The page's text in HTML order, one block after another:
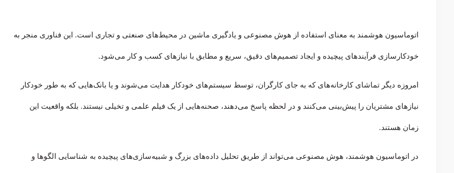
اتوماسیون هوشمند به معنای استفاده از هوش مصنوعی و یادگیری ماشین در محیط‌های صنعتی و تجاری است. این فناوری منجر به
خودکارسازی فرآیندهای پیچیده و ایجاد تصمیم‌های دقیق، سریع و مطابق با نیازهای کسب‌ و کار می‌شود.
امروزه دیگر تماشای کارخانه‌های که به جای کارگران، توسط سیستم‌های خودکار هدایت می‌شوند و یا بانک‌هایی که به طور خودکار
نیازهای مشتریان را پیش‌بینی می‌کنند و در لحظه پاسخ می‌دهند، صحنه‌هایی از یک فیلم علمی و تخیلی نیستند. بلکه واقعیت این
زمان هستند.
در اتوماسیون هوشمند، هوش مصنوعی می‌تواند از طریق تحلیل داده‌های بزرگ و شبیه‌سازی‌های پیچیده به شناسایی الگوها و